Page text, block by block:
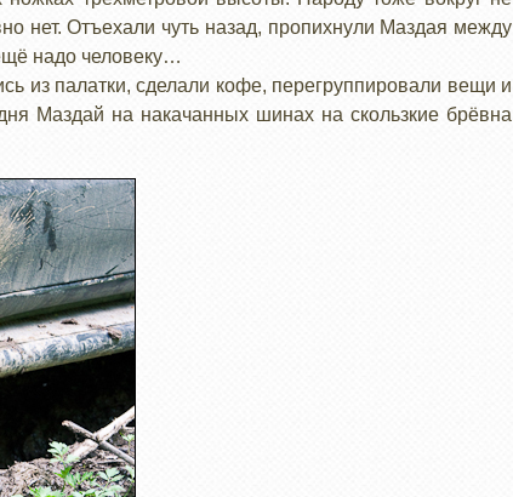
нет. Отъехали чуть назад, пропихнули Маздая между
надо человеку…
из палатки, сделали кофе, перегруппировали вещи и
Маздай на накачанных шинах на скользкие брёвна